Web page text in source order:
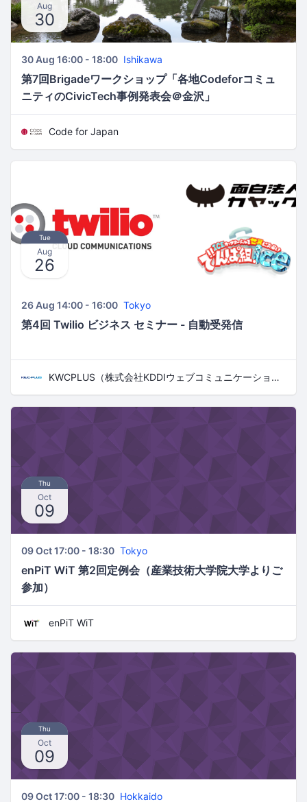
Aug
30
30 Aug 16:00 - 18:00 Ishikawa
第7回Brigadeワークショップ「各地Codeforコミュ
ニティのCivicTech事例発表会＠金沢」
Code for Japan
Tue
Aug
26
26 Aug 14:00 - 16:00 Tokyo
第4回 Twilio ビジネス セミナー - 自動受発信
KWCPLUS（株式会社KDDIウェブコミュニケーションズ）
Thu
Oct
09
09 Oct 17:00 - 18:30 Tokyo
enPiT WiT 第2回定例会（産業技術大学院大学よりご
参加）
enPiT WiT
Thu
Oct
09
09 Oct 17:00 - 18:30 Hokkaido